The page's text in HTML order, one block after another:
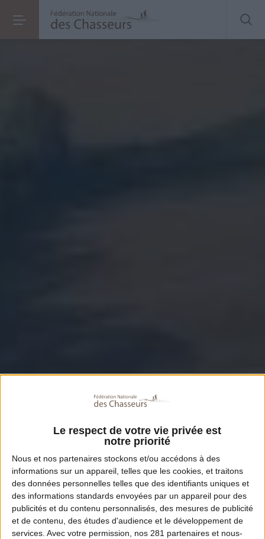
Le respect de votre vie privée est
notre priorité
Nous et nos partenaires stockons et/ou accédons à des
informations sur un appareil, telles que les cookies, et traitons
des données personnelles telles que des identifiants uniques et
des informations standards envoyées par un appareil pour des
publicités et du contenu personnalisés, des mesures de publicité
et de contenu, des études d'audience et le développement de
services. Avec votre permission, nos 281 partenaires et nous-